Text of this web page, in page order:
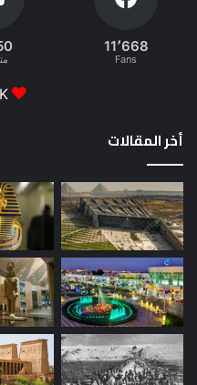
11٬668
Fans
K
أخر المقالات